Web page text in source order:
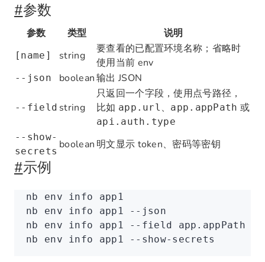
#参数
参数 类型 说明
[name] string
要查看的已配置环境名称；省略时
使用当前 env
--json boolean输出 JSON
--field string
只返回一个字段，使用点号路径，
比如 app.url 、 app.appPath 或
api.auth.type
--show-
secrets
boolean 明文显示 token、密码等密钥
#示例
nb env info app1
nb env info app1 --json
nb env info app1 --field app.appPath
nb env info app1 --show-secrets